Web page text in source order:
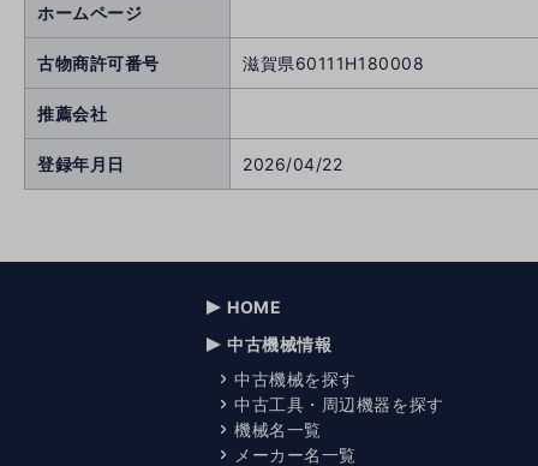
ホームページ
古物商許可番号 滋賀県60111H180008
推薦会社
登録年月日 2026/04/22
HOME
中古機械情報
中古機械を探す
中古工具・周辺機器を探す
機械名一覧
メーカー名一覧